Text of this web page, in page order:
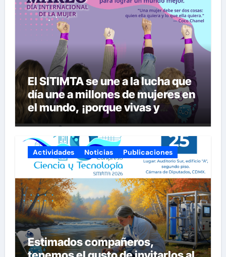
El SITIMTA se une a la lucha que
día une a millones de mujeres en
el mundo, ¡porque vivas y
seguras nos queremos!
Actividades Noticias Publicaciones
Estimados compañeros,